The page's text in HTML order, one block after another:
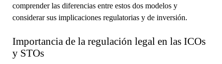
comprender las diferencias entre estos dos modelos y
considerar sus implicaciones regulatorias y de inversión.
Importancia de la regulación legal en las ICOs
y STOs